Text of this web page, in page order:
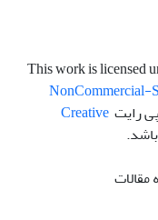
NonCommercial-
رایتCreative